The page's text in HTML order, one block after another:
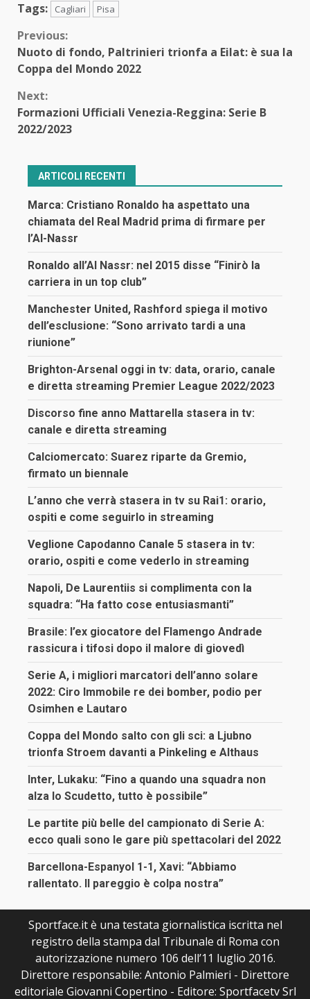
Tags: Cagliari Pisa
Continue
Reading
Previous:
Nuoto di fondo, Paltrinieri trionfa a Eilat: è sua la
Coppa del Mondo 2022
Next:
Formazioni Ufficiali Venezia-Reggina: Serie B
2022/2023
ARTICOLI RECENTI
Marca: Cristiano Ronaldo ha aspettato una
chiamata del Real Madrid prima di firmare per
l’Al-Nassr
Ronaldo all’Al Nassr: nel 2015 disse “Finirò la
carriera in un top club”
Manchester United, Rashford spiega il motivo
dell’esclusione: “Sono arrivato tardi a una
riunione”
Brighton-Arsenal oggi in tv: data, orario, canale
e diretta streaming Premier League 2022/2023
Discorso fine anno Mattarella stasera in tv:
canale e diretta streaming
Calciomercato: Suarez riparte da Gremio,
firmato un biennale
L’anno che verrà stasera in tv su Rai1: orario,
ospiti e come seguirlo in streaming
Veglione Capodanno Canale 5 stasera in tv:
orario, ospiti e come vederlo in streaming
Napoli, De Laurentiis si complimenta con la
squadra: “Ha fatto cose entusiasmanti”
Brasile: l’ex giocatore del Flamengo Andrade
rassicura i tifosi dopo il malore di giovedì
Serie A, i migliori marcatori dell’anno solare
2022: Ciro Immobile re dei bomber, podio per
Osimhen e Lautaro
Coppa del Mondo salto con gli sci: a Ljubno
trionfa Stroem davanti a Pinkeling e Althaus
Inter, Lukaku: “Fino a quando una squadra non
alza lo Scudetto, tutto è possibile”
Le partite più belle del campionato di Serie A:
ecco quali sono le gare più spettacolari del 2022
Barcellona-Espanyol 1-1, Xavi: “Abbiamo
rallentato. Il pareggio è colpa nostra”
Sportface.it è una testata giornalistica iscritta nel
registro della stampa dal Tribunale di Roma con
autorizzazione numero 106 dell’11 luglio 2016.
Direttore responsabile: Antonio Palmieri - Direttore
editoriale Giovanni Copertino - Editore: Sportfacetv Srl